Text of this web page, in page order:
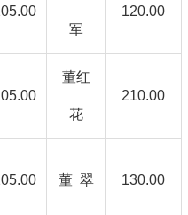
军
120.00
董红
花
210.00
董 翠 130.00